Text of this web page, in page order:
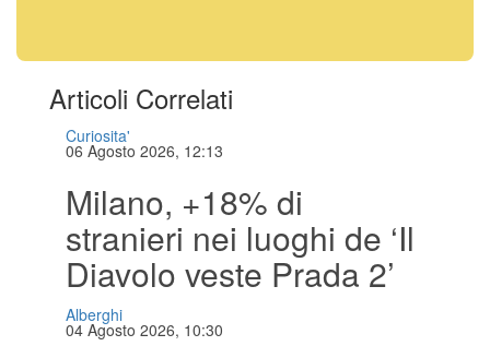
Articoli Correlati
Curiosita'
06 Agosto 2026, 12:13
Milano, +18% di
stranieri nei luoghi de ‘Il
Diavolo veste Prada 2’
Alberghi
04 Agosto 2026, 10:30